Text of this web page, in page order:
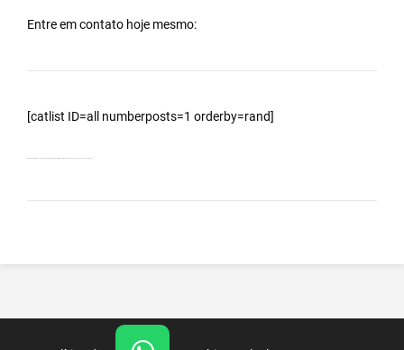
Entre em contato hoje mesmo:
[catlist ID=all numberposts=1 orderby=rand]